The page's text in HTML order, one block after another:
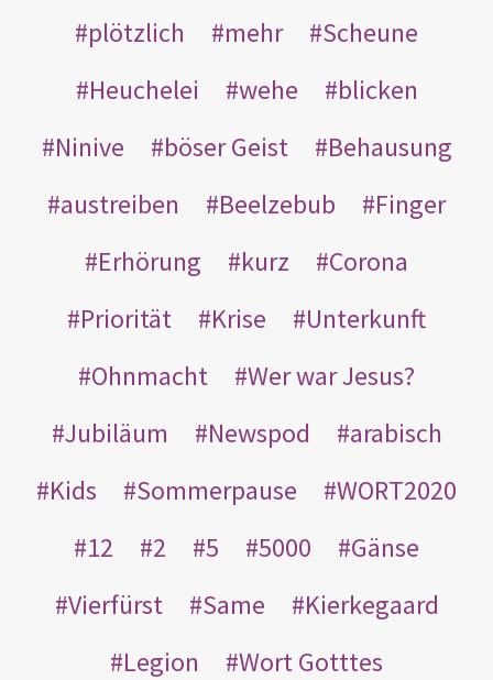
plötzlich mehr
Scheune
Heuchelei
wehe
blicken
Ninive
böser Geist
Behausung
austreiben
Beelzebub
Finger
Erhörung
kurz
Corona
Priorität
Krise
Unterkunft
Ohnmacht
Wer war Jesus?
Jubiläum
Newspod
arabisch
Kids
Sommerpause
WORT2020
12
2 5 5000
Gänse
Vierfürst
Same
Kierkegaard
Legion
Wort Gotttes